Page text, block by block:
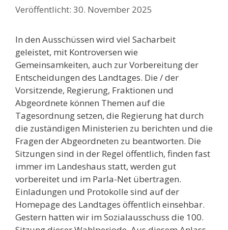
30. November 2025
In den Ausschüssen wird viel Sacharbeit
geleistet, mit Kontroversen wie
Gemeinsamkeiten, auch zur Vorbereitung der
Entscheidungen des Landtages. Die / der
Vorsitzende, Regierung, Fraktionen und
Abgeordnete können Themen auf die
Tagesordnung setzen, die Regierung hat durch
die zuständigen Ministerien zu berichten und die
Fragen der Abgeordneten zu beantworten. Die
Sitzungen sind in der Regel öffentlich, finden fast
immer im Landeshaus statt, werden gut
vorbereitet und im Parla-Net übertragen.
Einladungen und Protokolle sind auf der
Homepage des Landtages öffentlich einsehbar.
Gestern hatten wir im Sozialausschuss die 100.